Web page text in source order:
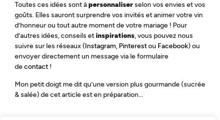
Toutes ces idées sont àpersonnaliserselon vos envies et vos
goûts. Elles sauront surprendre vos invités et animer votre vin
d’honneur ou tout autre moment de votre mariage ! Pour
d’autres idées, conseils etinspirations, vous pouvez nous
suivre sur les réseaux (Instagram, Pinterestou Facebook) ou
envoyer directement un message via le formulaire
decontact !
Mon petit doigt me dit qu’une version plus gourmande (sucrée
& salée) de cet article est en préparation…